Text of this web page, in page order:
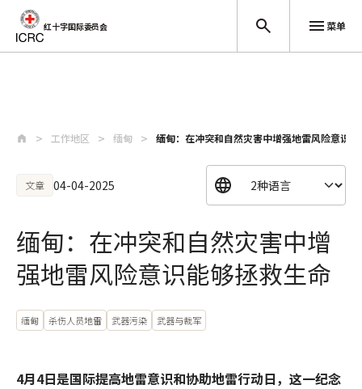
红十字国际委员会 菜单
工作地区 缅甸 缅甸：在冲突和自然灾害中增强地雷风险意识
文章 04-04-2025
缅甸：在冲突和自然灾害中增
强地雷风险意识能够拯救生命
缅甸 杀伤人员地雷 武器污染 武器与裁军
4月4日是国际提高地雷意识和协助地雷行动日，这一纪念